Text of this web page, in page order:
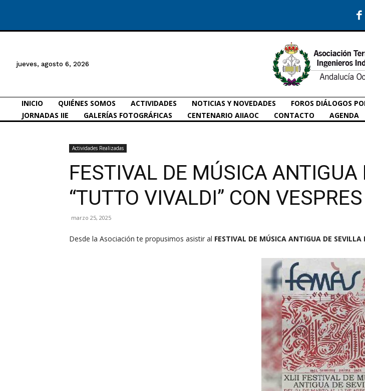
jueves, agosto 6, 2026
INICIO QUIÉNES SOMOS ACTIVIDADES NOTICIAS Y NOVEDADES FOROS DIÁLOGOS
JORNADAS IIE
GALERÍAS FOTOGRÁFICAS CENTENARIO AIIAOC CONTACTO AGENDA
Actividades Realizadas
FESTIVAL DE MÚSICA
“TUTTO VIVALDI” CON
marzo 25, 2025
Desde la Asociación te propusimos asistir al FESTIVAL DE MÚSICA ANTIGUA DE